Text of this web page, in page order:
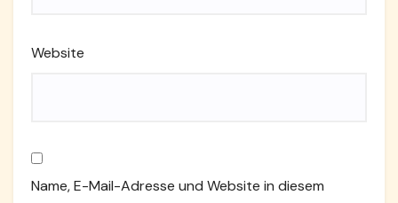
Website
Name, E-Mail-Adresse und Website in diesem